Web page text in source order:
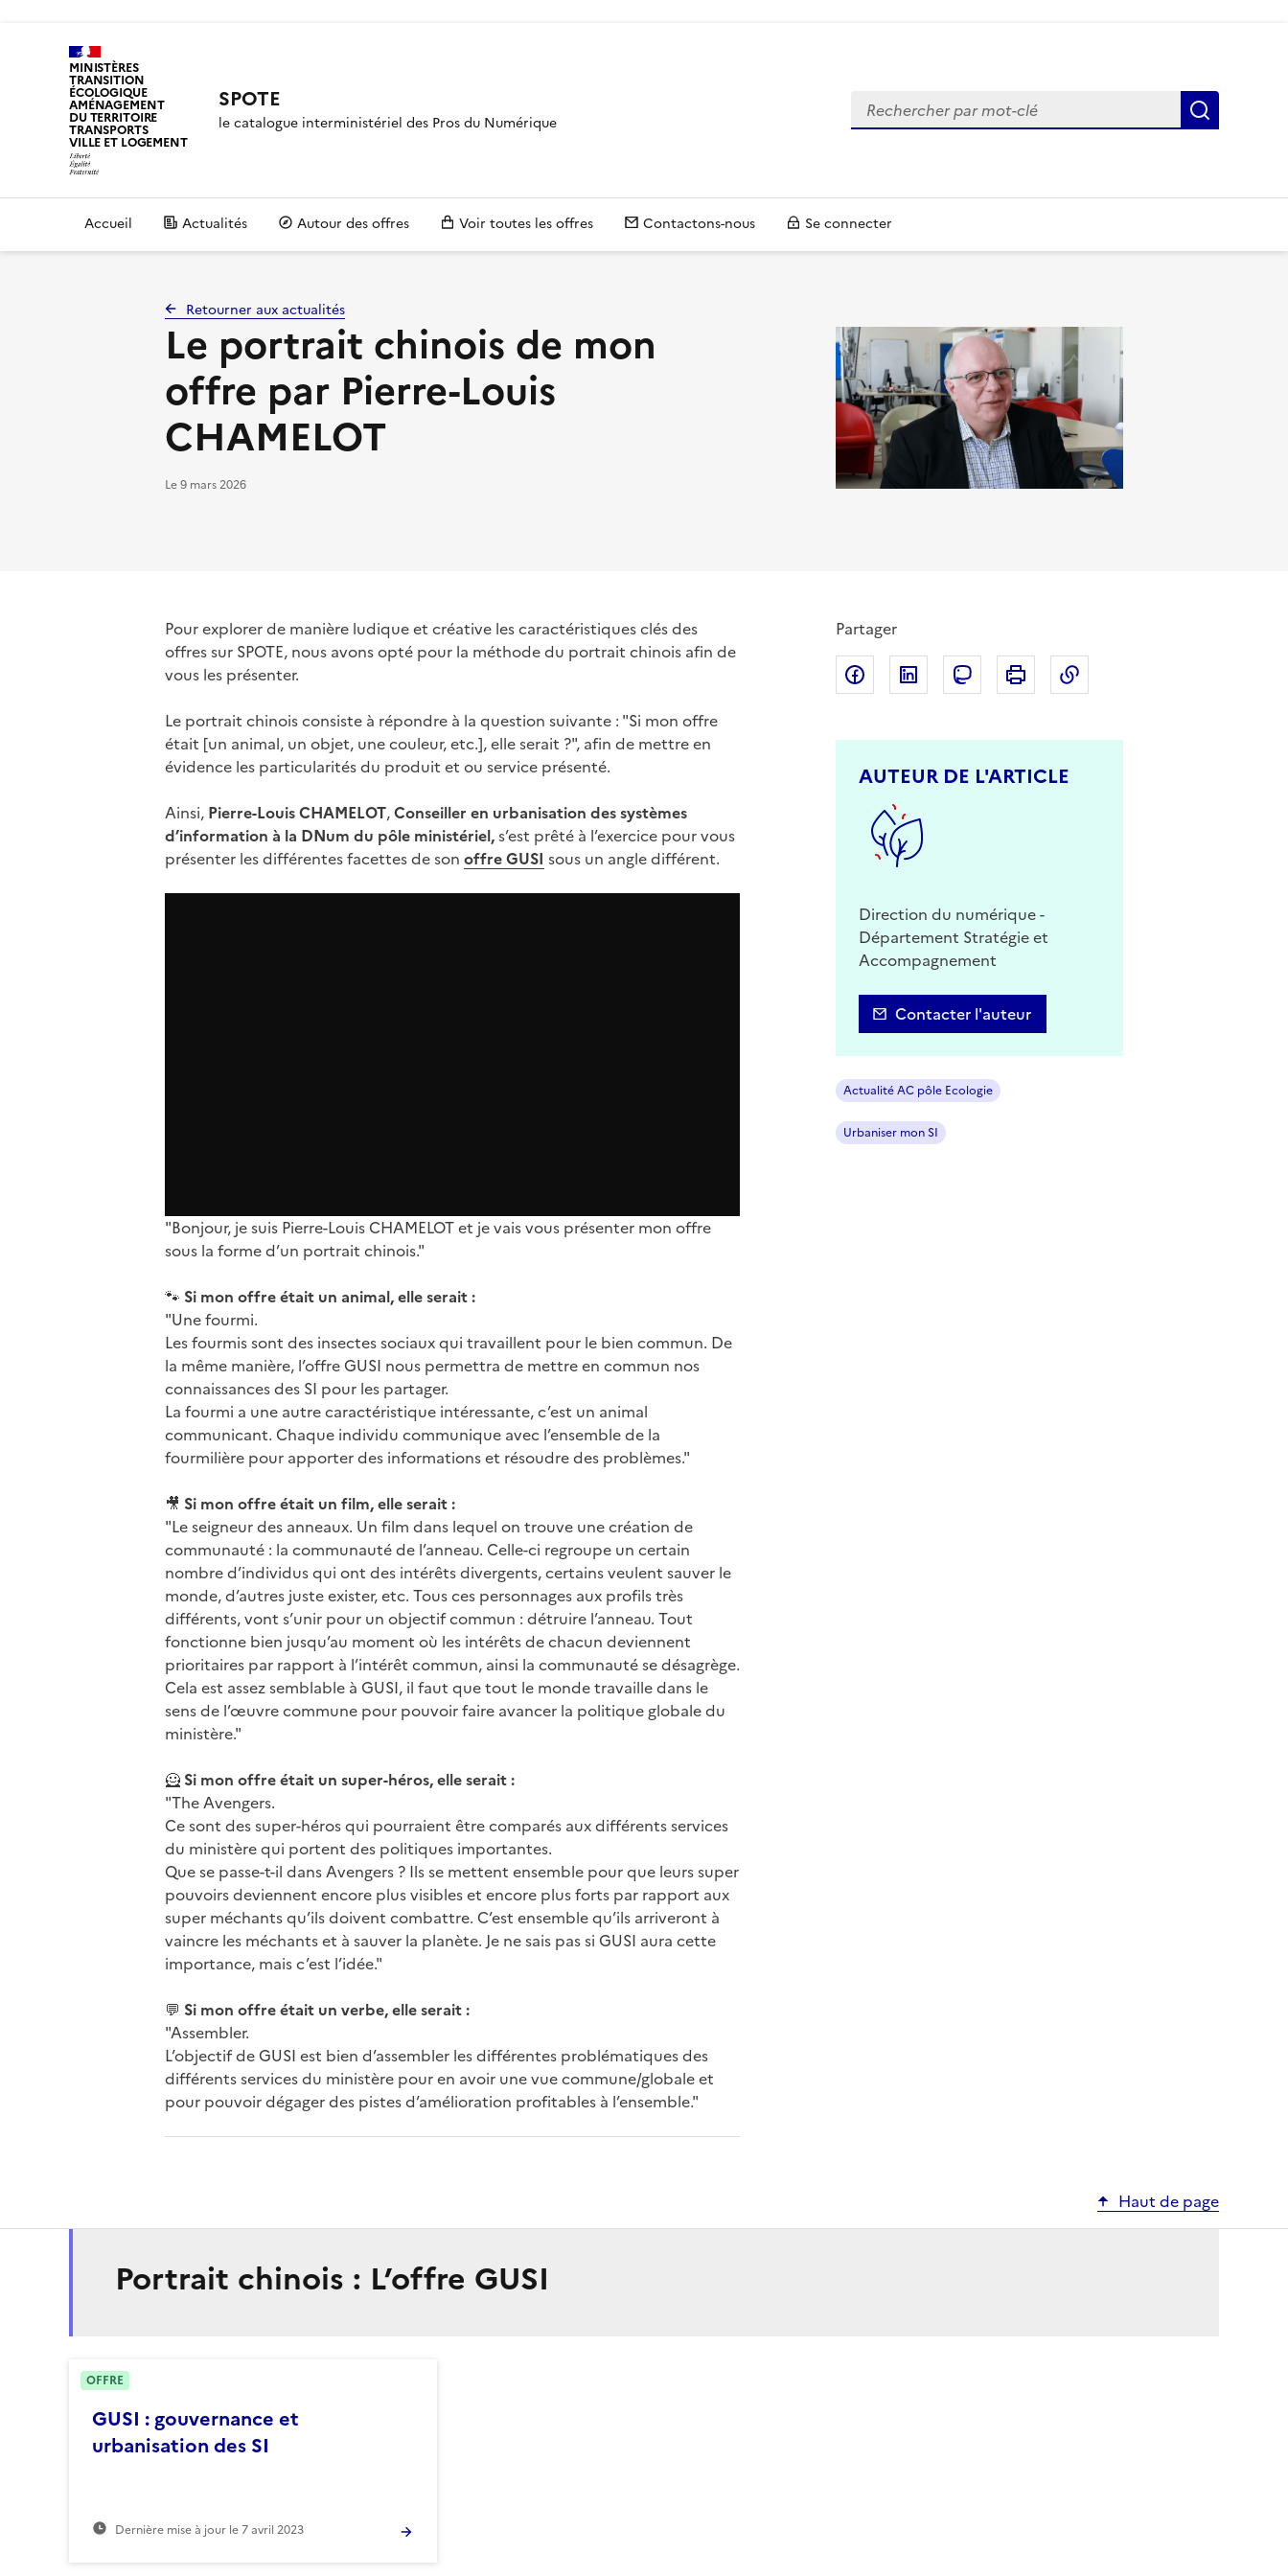
MINISTÈRES
TRANSITION
ÉCOLOGIQUE
AMÉNAGEMENT
DU TERRITOIRE
TRANSPORTS
VILLE ET LOGEMENT
SPOTE
le catalogue interministériel des Pros du Numérique
Rechercher
Accueil Actualités Autour des offres Voir toutes les offres Contactons-nous Se connecter
Retourner aux actualités
Le portrait chinois de mon
offre par Pierre-Louis
CHAMELOT
Le9 mars 2026
Pour explorer de manière ludique et créative les caractéristiques clés des
offres sur SPOTE, nous avons opté pour la méthode du portrait chinois afin de
vous les présenter.
Le portrait chinois consiste à répondre à la question suivante : "Si mon offre
était [un animal, un objet, une couleur, etc.], elle serait ?", afin de mettre en
évidence les particularités du produit et ou service présenté.
Ainsi, Pierre-Louis CHAMELOT,Conseiller en urbanisation des systèmes
d’information à la DNum du pôle ministériel,s’est prêté à l’exercice pour vous
présenter les différentes facettes de son offre GUSI sous un angle différent.
"Bonjour, je suis Pierre-Louis CHAMELOT et je vais vous présenter mon offre
sous la forme d’un portrait chinois."
🐾 Si mon offre était un animal, elle serait :
"Une fourmi.
Les fourmis sont des insectes sociaux qui travaillent pour le bien commun. De
la même manière, l’offre GUSI nous permettra de mettre en commun nos
connaissances des SI pour les partager.
La fourmi a une autre caractéristique intéressante, c’est un animal
communicant. Chaque individu communique avec l’ensemble de la
fourmilière pour apporter des informations et résoudre des problèmes."
🎥 Si mon offre était un film, elle serait :
"Le seigneur des anneaux. Un film dans lequel on trouve une création de
communauté : la communauté de l’anneau. Celle-ci regroupe un certain
nombre d’individus qui ont des intérêts divergents, certains veulent sauver le
monde, d’autres juste exister, etc. Tous ces personnages aux profils très
différents, vont s’unir pour un objectif commun : détruire l’anneau. Tout
fonctionne bien jusqu’au moment où les intérêts de chacun deviennent
prioritaires par rapport à l’intérêt commun, ainsi la communauté se désagrège.
Cela est assez semblable à GUSI, il faut que tout le monde travaille dans le
sens de l’œuvre commune pour pouvoir faire avancer la politique globale du
ministère."
🦸 Si mon offre était un super-héros, elle serait :
"The Avengers.
Ce sont des super-héros qui pourraient être comparés aux différents services
du ministère qui portent des politiques importantes.
Que se passe-t-il dans Avengers ? Ils se mettent ensemble pour que leurs super
pouvoirs deviennent encore plus visibles et encore plus forts par rapport aux
super méchants qu’ils doivent combattre. C’est ensemble qu’ils arriveront à
vaincre les méchants et à sauver la planète. Je ne sais pas si GUSI aura cette
importance, mais c’est l’idée."
💬 Si mon offre était un verbe, elle serait :
"Assembler.
L’objectif de GUSI est bien d’assembler les différentes problématiques des
différents services du ministère pour en avoir une vue commune/globale et
pour pouvoir dégager des pistes d’amélioration profitables à l’ensemble."
Partager
Partager sur Facebook
Partager sur LinkedIn
Partager sur Mastodon
Imprimer
AUTEUR DE L'ARTICLE
Direction du numérique -
Département Stratégie et
Accompagnement
Contacter l'auteur
Actualité AC pôle Ecologie
Urbaniser mon SI
Haut de page
Portrait chinois : L’offre GUSI
GUSI : gouvernance et
urbanisation des SI
Dernière mise à jour le7 avril 2023
OFFRE